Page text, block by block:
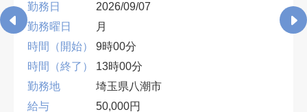
勤務日
2026/09/07
勤務曜日
月
時間（開始）
9時00分
時間（終了）
13時00分
勤務地
埼玉県八潮市
給与
50,000円